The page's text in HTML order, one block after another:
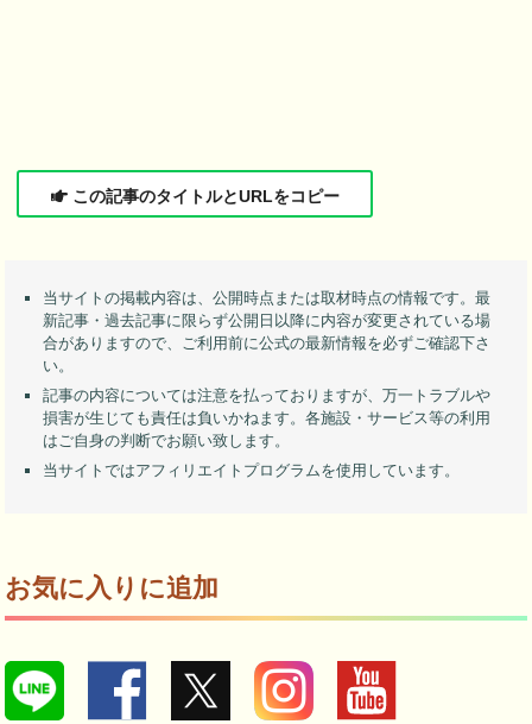
この記事のタイトルとURLをコピー
当サイトの掲載内容は、公開時点または取材時点の情報です。最
新記事・過去記事に限らず公開日以降に内容が変更されている場
合がありますので、ご利用前に公式の最新情報を必ずご確認下さ
い。
記事の内容については注意を払っておりますが、万一トラブルや
損害が生じても責任は負いかねます。各施設・サービス等の利用
はご自身の判断でお願い致します。
当サイトではアフィリエイトプログラムを使用しています。
お気に入りに追加